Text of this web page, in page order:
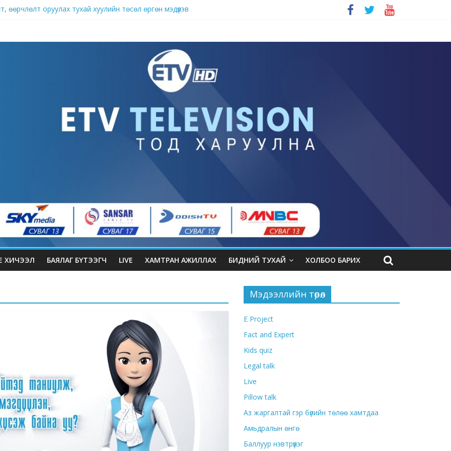
оруулах тухай хуулийн төсөл өргөн мэдүүлэв
импортыг орлох үйлдвэрлэлийг хөгжүүлж байна
ард иргэдийн аж амьдралыг гацаах хэмжээнд хүрч хэрхэвч болохгүй
ХИЧЭЭЛ БАЯЛАГ БҮТЭЭГЧ LIVE ХАМТРАН АЖИЛЛАХ БИДНИЙ ТУХАЙ ХОЛБОО БАРИХ
Мэдээллийн төрөл
E Project
Fact and Expert
Kids quiz
Legal talk
Live
Pillow talk
Аз жаргалтай гэр бүлийн төлөө хамтдаа
Амьдралын өнгө
Баллуур нэвтрүүлэг